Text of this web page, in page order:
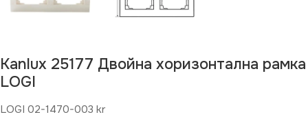
Kanlux 25177 Двойна хоризонтална рамка
LOGI
LOGI 02-1470-003 kr